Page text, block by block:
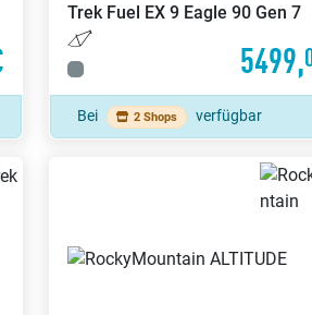
Trek Fuel EX 9 Eagle 90 Gen 7
5499,
Bei 2 Shops verfügbar